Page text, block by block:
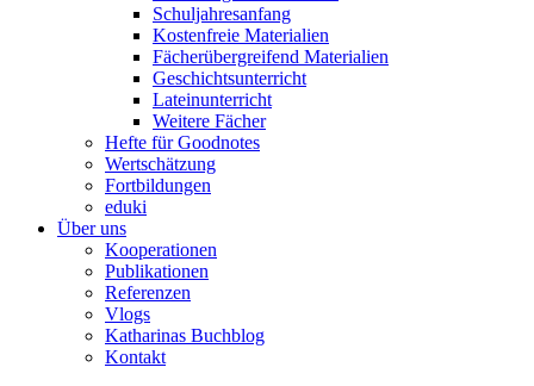
Schuljahresanfang
Kostenfreie Materialien
Fächerübergreifend Materialien
Geschichtsunterricht
Lateinunterricht
Weitere Fächer
Hefte für Goodnotes
Wertschätzung
Fortbildungen
eduki
Über uns
Kooperationen
Publikationen
Referenzen
Vlogs
Katharinas Buchblog
Kontakt